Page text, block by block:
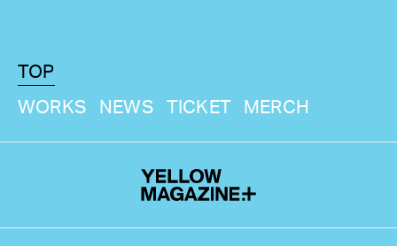
TOP
WORKS
NEWS TICKET MERCH